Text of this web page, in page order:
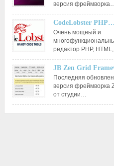
версия
CodeLobster PHP…
Очень мощный и
редактор РНР,
JB Zen Grid
Последняя
версия фреймворка
от студии…